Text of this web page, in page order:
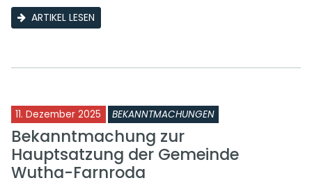
ARTIKEL LESEN
11. Dezember 2025 BEKANNTMACHUNGEN
Bekanntmachung zur
Hauptsatzung der Gemeinde
Wutha-Farnroda